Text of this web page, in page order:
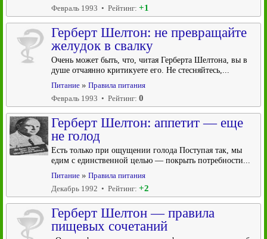
Февраль 1993 • Рейтинг: +1
Герберт Шелтон: не превращайте
желудок в свалку
Очень может быть, что, читая Герберта Шелтона, вы в
душе отчаянно критикуете его. Не стесняйтесь,...
Питание » Правила питания
Февраль 1993 • Рейтинг: 0
Герберт Шелтон: аппетит — еще
не голод
Есть только при ощущении голода Поступая так, мы
едим с единственной целью — покрыть потребности...
Питание » Правила питания
Декабрь 1992 • Рейтинг: +2
Герберт Шелтон — правила
пищевых сочетаний